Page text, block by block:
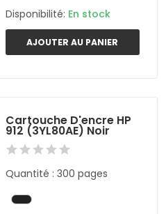
Disponibilité: En stock
AJOUTER AU PANIER
Cartouche D'encre HP
912 (3YL80AE) Noir
Quantité : 300 pages